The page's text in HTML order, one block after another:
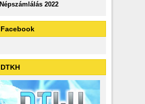
Népszámlálás 2022
Facebook
DTKH